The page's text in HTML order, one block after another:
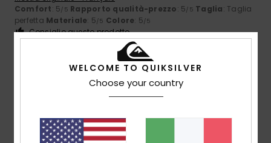
Comfort: 5/5 Rapporto qualità-prezzo: 5/5 Taglia: Taglia
perfetta Materiale: 5/5 Colore: 5/5
Consiglio questo prodotto
5/5
6. luglio 2026
Perché stavo bene
WELCOME TO QUIKSILVER
Choose your country